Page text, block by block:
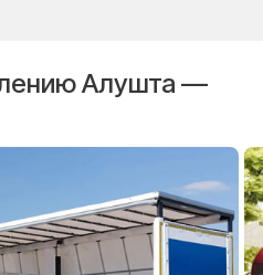
Алушта —